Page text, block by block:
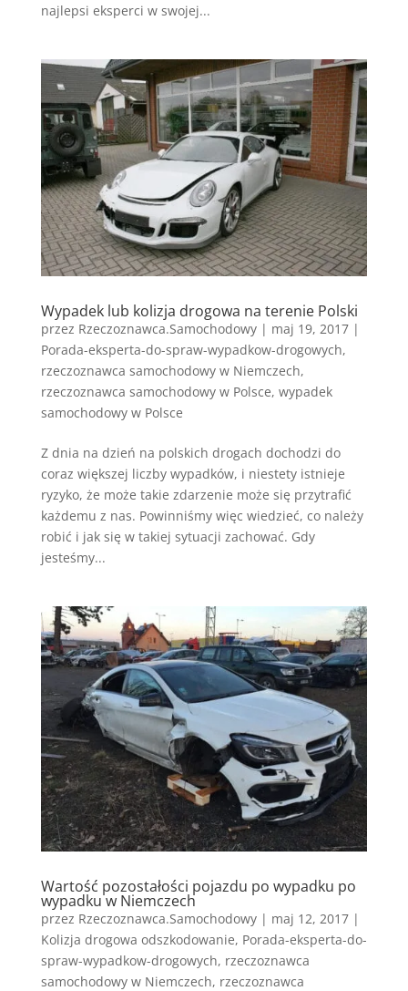
najlepsi eksperci w swojej...
Wypadek lub kolizja drogowa na terenie Polski
przez Rzeczoznawca.Samochodowy| maj 19, 2017|
Porada-eksperta-do-spraw-wypadkow-drogowych,
rzeczoznawca samochodowy w Niemczech,
rzeczoznawca samochodowy w Polsce, wypadek
samochodowy w Polsce
Z dnia na dzień na polskich drogach dochodzi do
coraz większej liczby wypadków, i niestety istnieje
ryzyko, że może takie zdarzenie może się przytrafić
każdemu z nas. Powinniśmy więc wiedzieć, co należy
robić i jak się w takiej sytuacji zachować. Gdy
jesteśmy...
Wartość pozostałości pojazdu po wypadku po
wypadku w Niemczech
przez Rzeczoznawca.Samochodowy| maj 12, 2017|
Kolizja drogowa odszkodowanie, Porada-eksperta-do-
spraw-wypadkow-drogowych, rzeczoznawca
samochodowy w Niemczech, rzeczoznawca